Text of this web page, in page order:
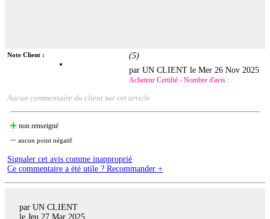
Note Client : (5)
par UN CLIENT leMer 26 Nov 2025
Acheteur Certifié - Nombre d'avis :
Aucun commentaire du client sur cet article
non renseigné
aucun point négatif
Signaler cet avis comme inapproprié
Ce commentaire a été utile ? Recommander +
par UN CLIENT
le Jeu 27 Mar 2025